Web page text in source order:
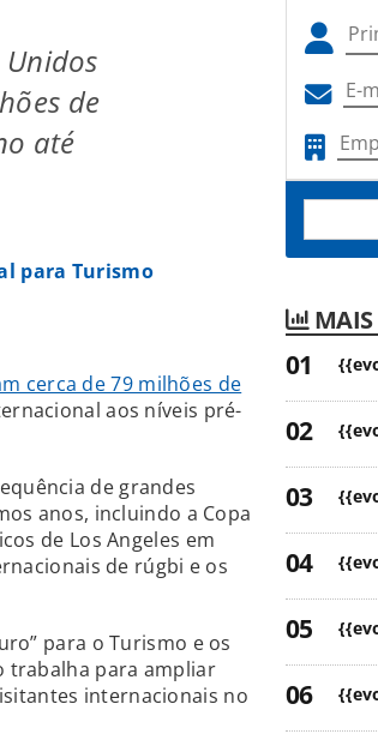
Unidos
de
até
para Turismo
cerca de 79 milhões de
aos níveis pré-
de grandes
anos, incluindo a Copa
de Los Angeles em
de rúgbi e os
para o Turismo e os
trabalha para ampliar
internacionais no